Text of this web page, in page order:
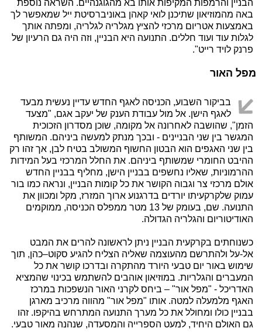
הבניין והרמפות המקיפות אותו בא מהגוגנהיים. השראה נוספת
באה מהמוזיאון שתיכנן לואי קאהן באוניברסיטת ייל שמאפשר לך
באמצעות אטריום מרכזי להציץ מגלריה לגלריה, ומפתה אותך
לגלות עוד ועוד חללים. התנועה היא הבניין, וזה היה גם הרעיון של
פרנק לויד רייט".
מפל האור
בביקור השבוע, הכניסה לאגף החדש עדיין נעשית מבעד
לאגף הישן. אל מול עבודת הענק של יעקב אגם, "מצעד
הזמן", שהושבה לאחרונה אל מקומה, שוכן מסדרון הזכוכית
המגשר בין שני הבניינים - ובכך מנתק למעשה ביניהם. המשותף
בין שני האגפים הוא הבטון החשוף המשולב בטיח לבן, אך זהו רק
ההיבט החומרי שמשותף ביניהם. את החלל המרכזי בעל המידות
ההרמוניות, שאליו נחשפים בבניין הישן, מחליף בבניין החדש
אולם מרכזי צר וגבוה הקושר את כל קומות הבניין, ונראה כמו בור
עמוק שלקרקעיתו יורדים בדרגנוע ארוך המזרז, מקל ומכוון את
התנועה. שם, בעומק של 13 מטר ממפלס הכניסה, ממוקמים
האודיטוריום והגלריה הגדולה.
כשנוחתים בקרקעית הבניין ניתן לראשונה להרים את המבט
אל-על ולהתרשם מהעוצמה שאליה הצליח להגיע סקוט–כהן, תוך
שימוש באור יום טבעי היורד מהתקרה ובדרכו קושר את כל
המעברים והגלריות. במוזיאון אוהבים להשתמש בכינוי שהמציא
האדריכל - "מפל אור" – ביחס לקרני האור הנשפכות במרכז
האגף מלמעלה למטה. אותו "מפל אור" מהווה מרכיב מארגן
בבניין כולו ומחולל את כל מערך התנועה המתרחש בהיקפו. זהו
גם האולם היחיד, למעט הספרייה והמסעדה, שנהנה מאור טבעי.